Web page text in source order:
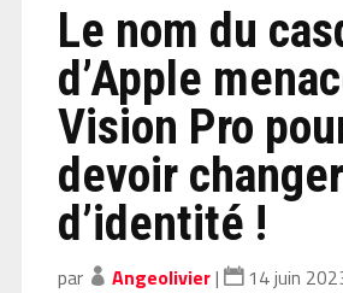
Le nom du
d’Apple
Vision Pro
devoir changer
d’identité !
par Angeolivier| 14 juin